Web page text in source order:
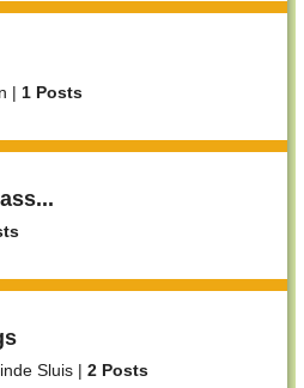
| 1 Posts
Sluis | 2 Posts